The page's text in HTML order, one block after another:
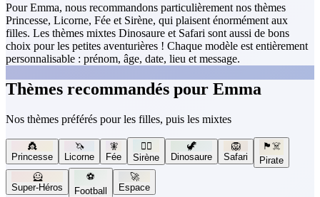
Pour Emma, nous recommandons particulièrement nos thèmes
Princesse, Licorne, Fée et Sirène, qui plaisent énormément aux
filles. Les thèmes mixtes Dinosaure et Safari sont aussi de bons
choix pour les petites aventurières ! Chaque modèle est entièrement
personnalisable : prénom, âge, date, lieu et message.
Thèmes recommandés pour Emma
Nos thèmes préférés pour les filles, puis les mixtes
👸
Princesse
🦄
Licorne
🧚
Fée
🧜‍♀️
Sirène
🦖
Dinosaure
🦁
Safari
🏴‍☠️
Pirate
🦸
Super-Héros
⚽
Football
🚀
Espace